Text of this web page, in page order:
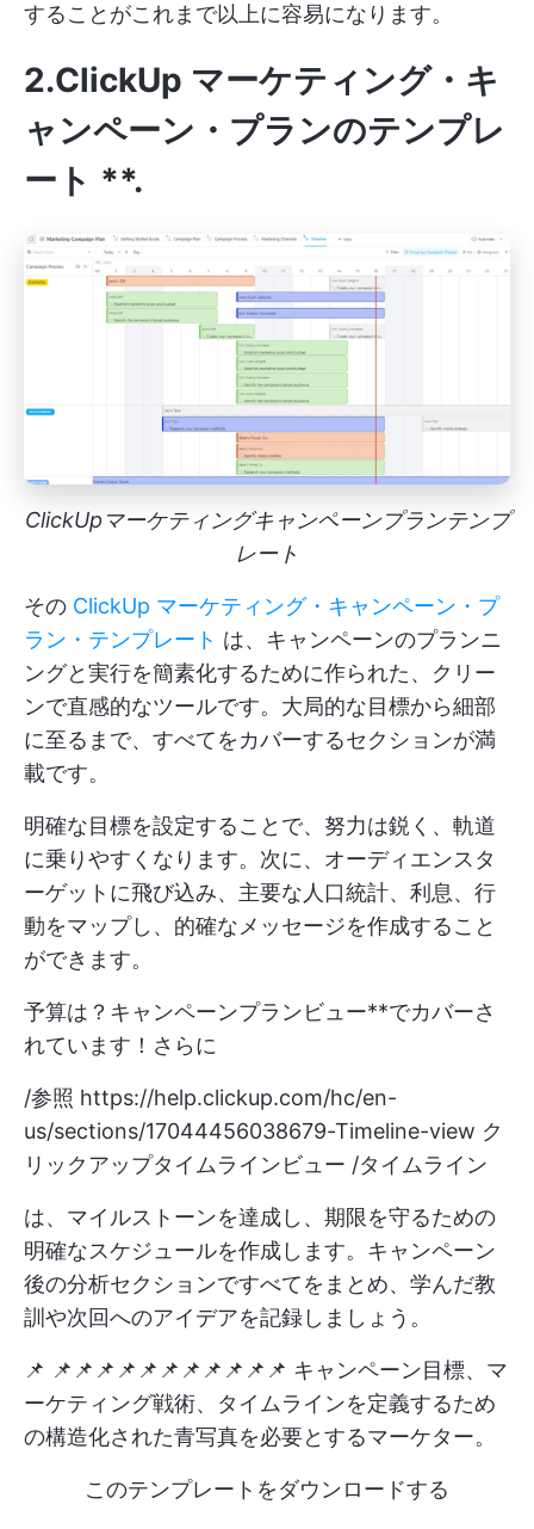
することがこれまで以上に容易になります。
2.ClickUp マーケティング・キ
ャンペーン・プランのテンプレ
ート **.
ClickUpマーケティングキャンペーンプランテンプ
レート
その ClickUp マーケティング・キャンペーン・プ
ラン・テンプレート は、キャンペーンのプランニ
ングと実行を簡素化するために作られた、クリー
ンで直感的なツールです。大局的な目標から細部
に至るまで、すべてをカバーするセクションが満
載です。
明確な目標を設定することで、努力は鋭く、軌道
に乗りやすくなります。次に、オーディエンスタ
ーゲットに飛び込み、主要な人口統計、利息、行
動をマップし、的確なメッセージを作成すること
ができます。
予算は？キャンペーンプランビュー**でカバーさ
れています！さらに
/参照 https://help.clickup.com/hc/en-
us/sections/17044456038679-Timeline-view ク
リックアップタイムラインビュー /タイムライン
は、マイルストーンを達成し、期限を守るための
明確なスケジュールを作成します。キャンペーン
後の分析セクションですべてをまとめ、学んだ教
訓や次回へのアイデアを記録しましょう。
📌 📌📌📌📌📌📌📌📌📌📌📌 キャンペーン目標、マ
ーケティング戦術、タイムラインを定義するため
の構造化された青写真を必要とするマーケター。
このテンプレートをダウンロードする